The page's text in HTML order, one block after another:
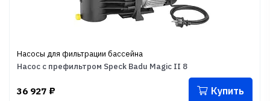
Насосы для фильтрации бассейна
Насос с префильтром Speck Badu Magic II 8
36 927 ₽ Купить